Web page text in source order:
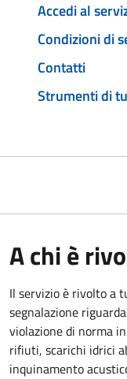
Accedi al
Condizioni di
Contatti
Strumenti di
A chi è
Il servizio è rivolto a
segnalazione
violazione di norma
rifiuti, scarichi idrici
inquinamento